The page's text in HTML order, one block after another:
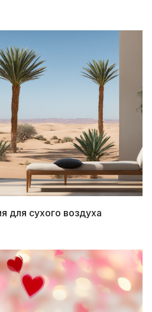
для сухого воздуха